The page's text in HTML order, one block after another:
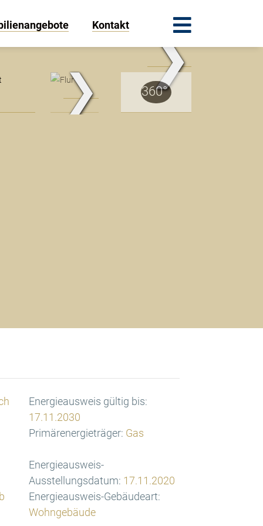
Kontakt
❯
❯
Energieausweis gültig bis:
17.11.2030
Primärenergieträger: Gas
Energieausweis-
Ausstellungsdatum: 17.11.2020
Energieausweis-Gebäudeart:
Wohngebäude